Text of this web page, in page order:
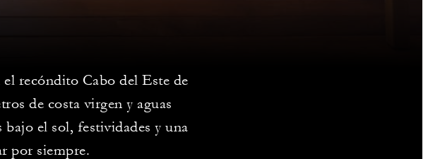
recóndito Cabo del Este de
de costa virgen y aguas
el sol, festividades y una
por siempre.